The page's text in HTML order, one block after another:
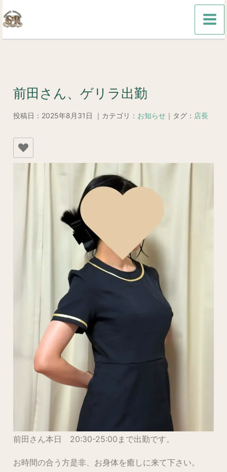
容
を
前田さん、ゲリラ出勤
投稿日：2025年8月31日 ｜カテゴリ： お知らせ｜タグ： 店長
前田さん本日 20:30-25:00まで出勤です。
お時間の合う方是非、お身体を癒しに来て下さい。